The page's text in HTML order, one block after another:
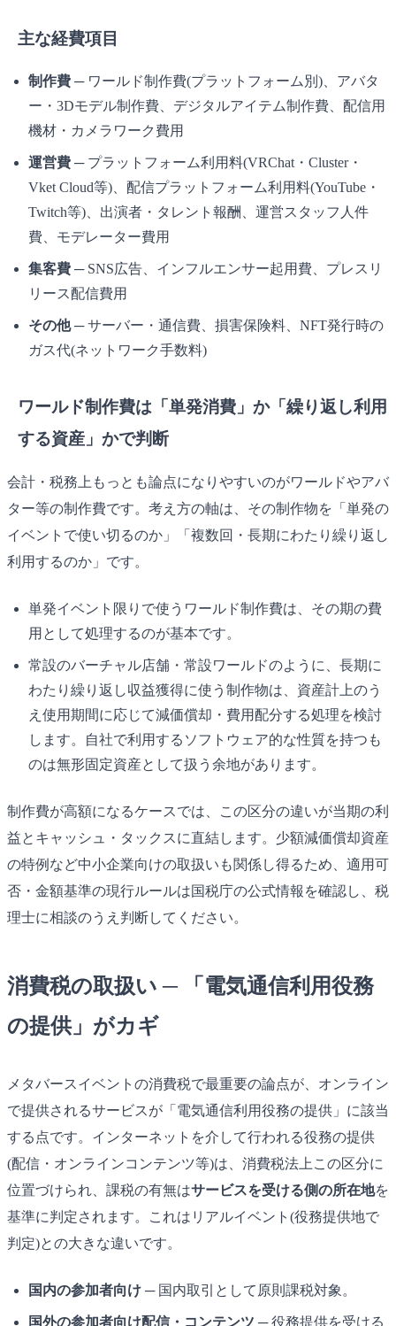
主な経費項目
制作費 ─ ワールド制作費(プラットフォーム別)、アバタ
ー・3Dモデル制作費、デジタルアイテム制作費、配信用
機材・カメラワーク費用
運営費 ─ プラットフォーム利用料(VRChat・Cluster・
Vket Cloud等)、配信プラットフォーム利用料(YouTube・
Twitch等)、出演者・タレント報酬、運営スタッフ人件
費、モデレーター費用
集客費 ─ SNS広告、インフルエンサー起用費、プレスリ
リース配信費用
その他─ サーバー・通信費、損害保険料、NFT発行時の
ガス代(ネットワーク手数料)
ワールド制作費は「単発消費」か「繰り返し利用
する資産」かで判断
会計・税務上もっとも論点になりやすいのがワールドやアバ
ター等の制作費です。考え方の軸は、その制作物を「単発の
イベントで使い切るのか」「複数回・長期にわたり繰り返し
利用するのか」です。
単発イベント限りで使うワールド制作費は、その期の費
用として処理するのが基本です。
常設のバーチャル店舗・常設ワールドのように、長期に
わたり繰り返し収益獲得に使う制作物は、資産計上のう
え使用期間に応じて減価償却・費用配分する処理を検討
します。自社で利用するソフトウェア的な性質を持つも
のは無形固定資産として扱う余地があります。
制作費が高額になるケースでは、この区分の違いが当期の利
益とキャッシュ・タックスに直結します。少額減価償却資産
の特例など中小企業向けの取扱いも関係し得るため、適用可
否・金額基準の現行ルールは国税庁の公式情報を確認し、税
理士に相談のうえ判断してください。
消費税の取扱い ─ 「電気通信利用役務
の提供」がカギ
メタバースイベントの消費税で最重要の論点が、オンライン
で提供されるサービスが「電気通信利用役務の提供」に該当
する点です。インターネットを介して行われる役務の提供
(配信・オンラインコンテンツ等)は、消費税法上この区分に
位置づけられ、課税の有無はサービスを受ける側の所在地を
基準に判定されます。これはリアルイベント(役務提供地で
判定)との大きな違いです。
国内の参加者向け ─ 国内取引として原則課税対象。
国外の参加者向け配信・コンテンツ ─ 役務提供を受ける